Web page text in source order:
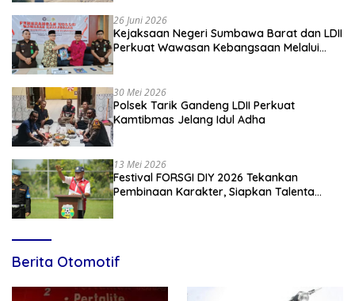
26 Juni 2026
Kejaksaan Negeri Sumbawa Barat dan LDII
Perkuat Wawasan Kebangsaan Melalui
30 Mei 2026
Polsek Tarik Gandeng LDII Perkuat
Kamtibmas Jelang Idul Adha
13 Mei 2026
Festival FORSGI DIY 2026 Tekankan
Pembinaan Karakter, Siapkan Talenta
Berita Otomotif